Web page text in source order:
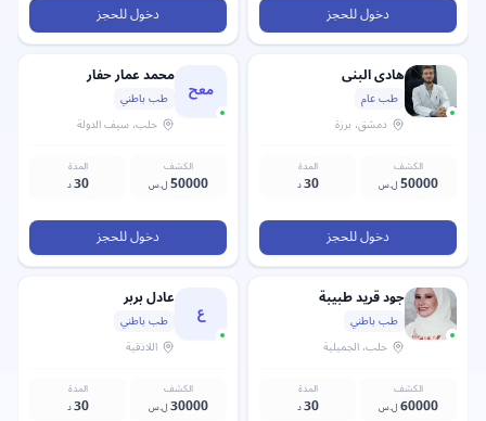
دخول للحجز دخول للحجز
هادي البني
طب عام
دمشق، برزة
الكشف
50000ل.س
المدة
30د
دخول للحجز
معح
محمد عمار حفار
طب باطني
حلب، سيف الدولة
الكشف
50000ل.س
المدة
30د
دخول للحجز
جود قريدطبيبة
طب باطني
حلب، الجميلية
الكشف
60000ل.س
المدة
30د
ع
عادلبربر
طب باطني
اللاذقية
الكشف
30000ل.س
المدة
30د